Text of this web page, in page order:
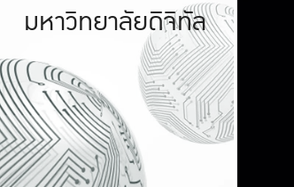
มหาวิทยาลัยรับผิดชอบต่อสังคม
ร่วมมือกับชุมชน เพื่อความกินดีอยู่ดี
และความสุขอย่างยั่งยืน
มองปัญหาในภาพกว้าง
แก้ไขจากปัญหาจุดเล็กๆ
มหาวิทยาลัยดิจิทัล